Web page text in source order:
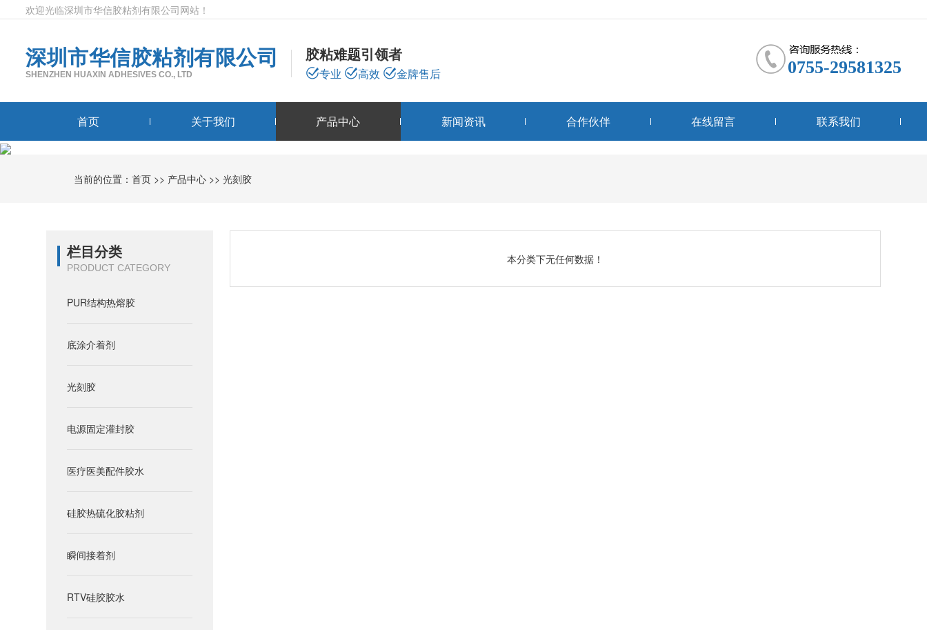
欢迎光临深圳市华信胶粘剂有限公司网站！
深圳市华信胶粘剂有限公司
SHENZHEN HUAXIN ADHESIVES CO., LTD
胶粘难题引领者
专业 高效 金牌售后 0755-29581325
首页 关于我们 产品中心 新闻资讯 合作伙伴 在线留言 联系我们
当前的位置：首页 >> 产品中心 >>光刻胶
栏目分类
PRODUCT CATEGORY
PUR结构热熔胶
底涂介着剂
光刻胶
电源固定灌封胶
医疗医美配件胶水
硅胶热硫化胶粘剂
瞬间接着剂
RTV硅胶胶水
本分类下无任何数据！